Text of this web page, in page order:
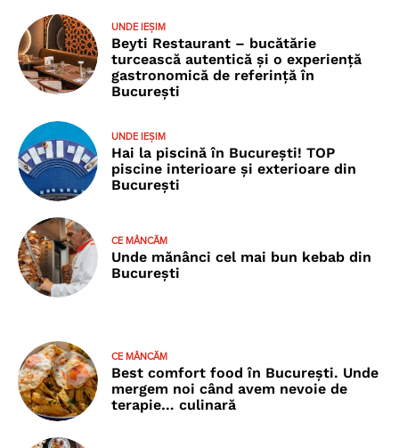
UNDE IEȘIM
Beyti Restaurant – bucătărie
turcească autentică și o experiență
gastronomică de referință în
București
UNDE IEȘIM
Hai la piscină în București! TOP
piscine interioare și exterioare din
București
CE MÂNCĂM
Unde mănânci cel mai bun kebab din
București
CE MÂNCĂM
Best comfort food în București. Unde
mergem noi când avem nevoie de
terapie… culinară